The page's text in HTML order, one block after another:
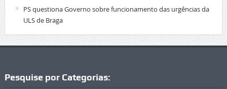
PS questiona Governo sobre funcionamento das urgências da
ULS de Braga
Pesquise por Categorias: